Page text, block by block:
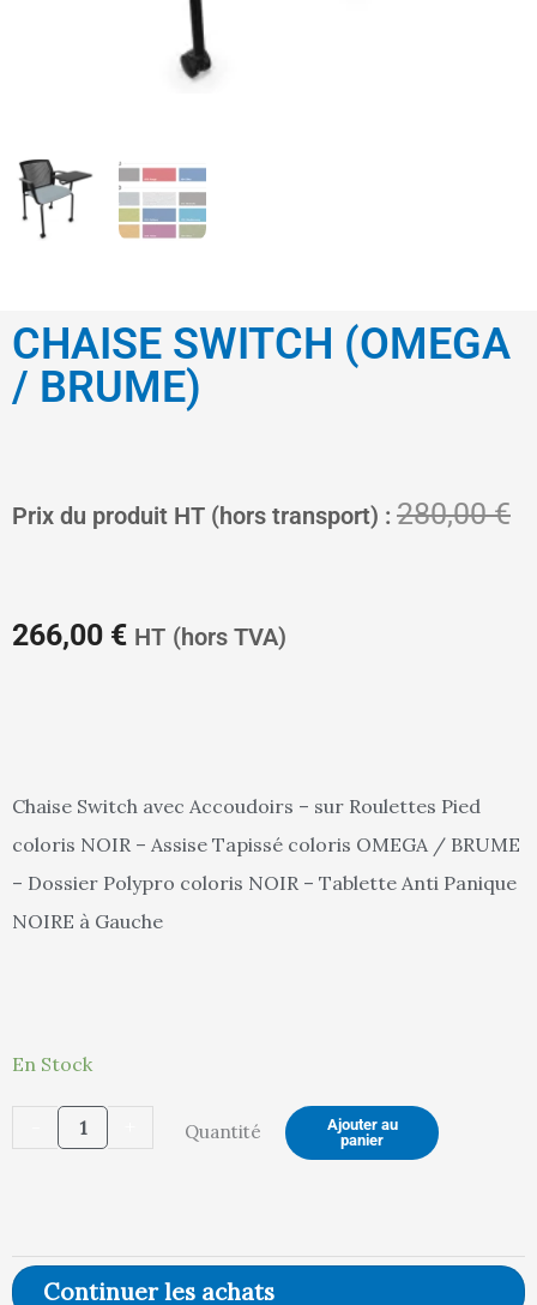
CHAISE SWITCH (OMEGA
/ BRUME)
Prix du produit HT (hors transport) : 280,00€
266,00 €
Le
prix
est :
HT (hors TVA)
Chaise Switch avec Accoudoirs – sur Roulettes Pied
coloris NOIR – Assise Tapissé coloris OMEGA / BRUME
– Dossier Polypro coloris NOIR – Tablette Anti Panique
NOIRE à Gauche
En Stock
quantité
CHAISE
BRUME)
Quantité
Ajouter au
panier
Continuer les achats